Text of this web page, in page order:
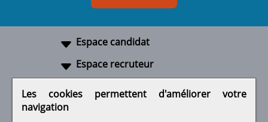
Espace candidat
Espace recruteur
Les cookies permettent d'améliorer votre
navigation